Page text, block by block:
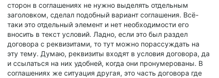
сторон в соглашениях не нужно выделять отдельным
заголовком, сделал подобный вариант соглашения. Всё-
таки это отдельный элемент и нет необходимости его
вносить в текст условий. Ладно, если это был раздел
договора с реквизитами, то тут можно порассуждать на
эту тему. Думаю, реквизиты входят в условия договора, да
и ссылаться на них удобней, когда они пронумерованы. В
соглашениях же ситуация другая, это часть договора где